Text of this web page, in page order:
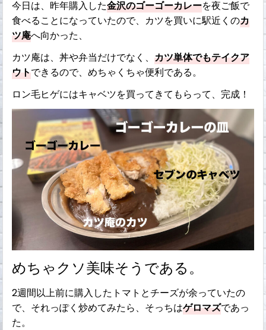
今日は、昨年購入した金沢のゴーゴーカレーを夜ご飯で
食べることになっていたので、カツを買いに駅近くのカ
ツ庵へ向かった、
カツ庵は、丼や弁当だけでなく、カツ単体でもテイクア
ウトできるので、めちゃくちゃ便利である。
ロン毛ヒゲにはキャベツを買ってきてもらって、完成！
めちゃクソ美味そうである。
2週間以上前に購入したトマトとチーズが余っていたの
で、それっぽく炒めてみたら、そっちはゲロマズであっ
た。